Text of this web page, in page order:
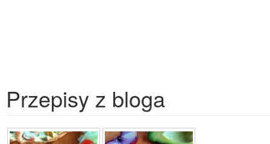
Przepisy z bloga